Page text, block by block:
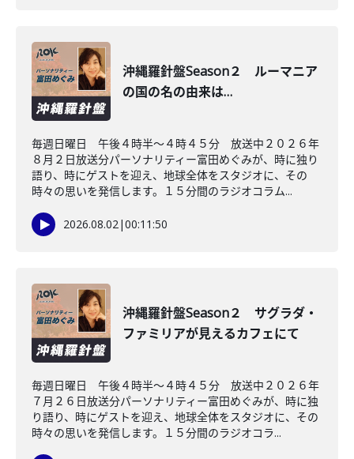
沖縄羅針盤Season２ ルーマニア
の国の名の由来は…
毎週日曜日 午後４時半～４時４５分 放送中２０２６年
８月２日放送分パーソナリティー富田めぐみが、時に独り
語り、時にゲストを迎え、地球全体をスタジオに、その
時々の思いを発信します。１５分間のラジオコラム...
2026.08.02|00:11:50
沖縄羅針盤Season２ サグラダ・
ファミリアが見えるカフェにて
毎週日曜日 午後４時半～４時４５分 放送中２０２６年
７月２６日放送分パーソナリティー富田めぐみが、時に独
り語り、時にゲストを迎え、地球全体をスタジオに、その
時々の思いを発信します。１５分間のラジオコラ...